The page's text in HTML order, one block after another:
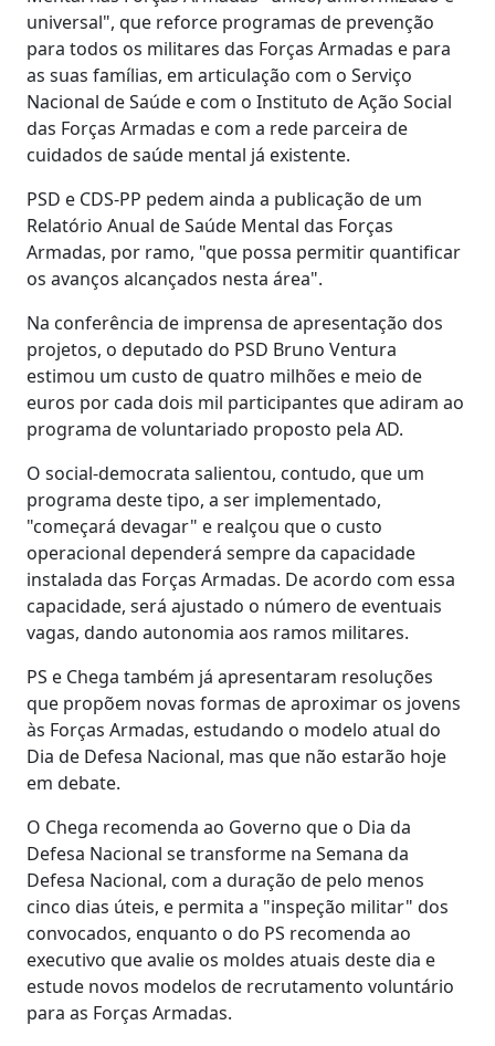
universal", que reforce programas de prevenção
para todos os militares das Forças Armadas e para
as suas famílias, em articulação com o Serviço
Nacional de Saúde e com o Instituto de Ação Social
das Forças Armadas e com a rede parceira de
cuidados de saúde mental já existente.
PSD e CDS-PP pedem ainda a publicação de um
Relatório Anual de Saúde Mental das Forças
Armadas, por ramo, "que possa permitir quantificar
os avanços alcançados nesta área".
Na conferência de imprensa de apresentação dos
projetos, o deputado do PSD Bruno Ventura
estimou um custo de quatro milhões e meio de
euros por cada dois mil participantes que adiram ao
programa de voluntariado proposto pela AD.
O social-democrata salientou, contudo, que um
programa deste tipo, a ser implementado,
"começará devagar" e realçou que o custo
operacional dependerá sempre da capacidade
instalada das Forças Armadas. De acordo com essa
capacidade, será ajustado o número de eventuais
vagas, dando autonomia aos ramos militares.
PS e Chega também já apresentaram resoluções
que propõem novas formas de aproximar os jovens
às Forças Armadas, estudando o modelo atual do
Dia de Defesa Nacional, mas que não estarão hoje
em debate.
O Chega recomenda ao Governo que o Dia da
Defesa Nacional se transforme na Semana da
Defesa Nacional, com a duração de pelo menos
cinco dias úteis, e permita a "inspeção militar" dos
convocados, enquanto o do PS recomenda ao
executivo que avalie os moldes atuais deste dia e
estude novos modelos de recrutamento voluntário
para as Forças Armadas.